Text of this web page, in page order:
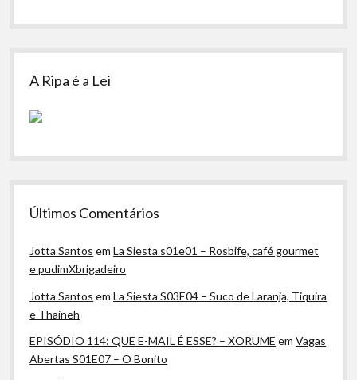
A Ripa é a Lei
Últimos Comentários
Jotta Santos emLa Siesta s01e01 – Rosbife, café gourmet
e pudimXbrigadeiro
Jotta Santos emLa Siesta S03E04 – Suco de Laranja, Tiquira
e Thaineh
EPISÓDIO 114: QUE E-MAIL É ESSE? – XORUME emVagas
Abertas S01E07 – O Bonito